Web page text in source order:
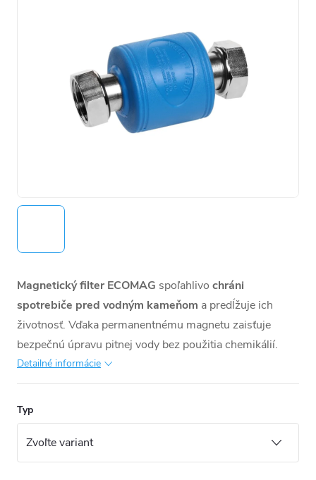
Magnetický filter ECOMAG spoľahlivo chráni
spotrebiče pred vodným kameňom a predĺžuje ich
životnosť. Vďaka permanentnému magnetu zaisťuje
bezpečnú úpravu pitnej vody bez použitia chemikálií.
Detailné informácie
Typ